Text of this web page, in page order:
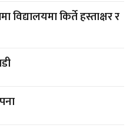
विद्यालयमा किर्ते हस्ताक्षर र